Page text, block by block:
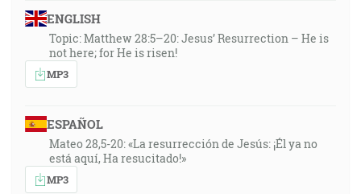
ENGLISH
Topic: Matthew 28:5–20: Jesus’ Resurrection – He is
not here; for He is risen!
MP3
ESPAÑOL
Mateo 28,5-20: «La resurrección de Jesús: ¡Él ya no
está aquí, Ha resucitado!»
MP3